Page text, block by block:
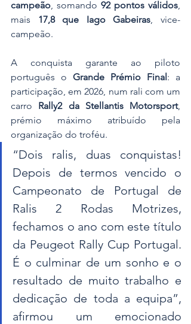
campeão, somando 92 pontos válidos,
mais 17,8 que Iago Gabeiras, vice-
campeão.
A conquista garante ao piloto
português o Grande Prémio Final: a
participação, em 2026, num rali com um
carro Rally2 da Stellantis Motorsport,
prémio máximo atribuído pela
organização do troféu.
“Dois ralis, duas conquistas!
Depois de termos vencido o
Campeonato de Portugal de
Ralis 2 Rodas Motrizes,
fechamos o ano com este título
da Peugeot Rally Cup Portugal.
É o culminar de um sonho e o
resultado de muito trabalho e
dedicação de toda a equipa”,